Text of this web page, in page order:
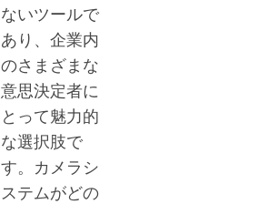
ないツールで
あり、企業内
のさまざまな
意思決定者に
とって魅力的
な選択肢で
す。カメラシ
ステムがどの